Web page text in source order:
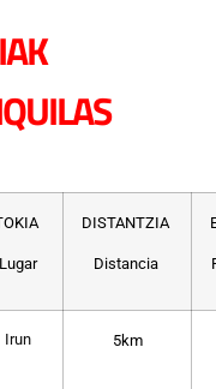
Lugar
DISTANTZIA
Distancia
Irun 5km